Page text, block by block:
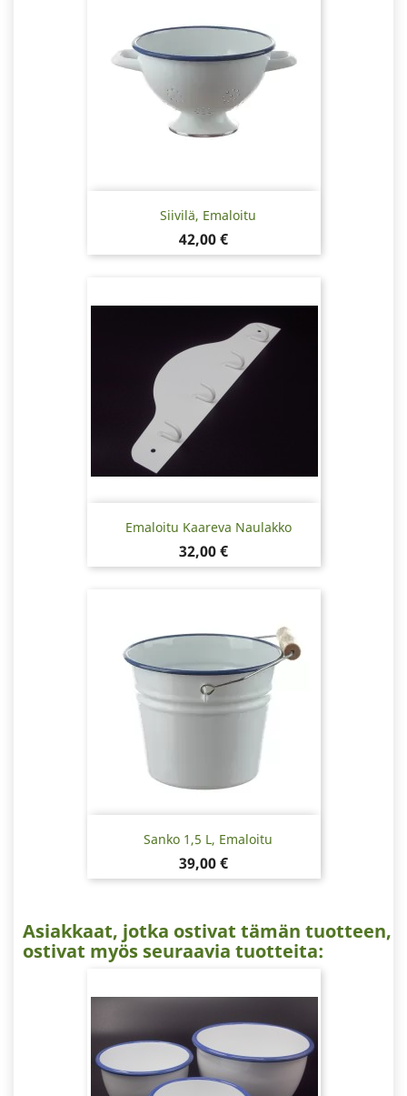
Siivilä, Emaloitu
Hinta
42,00 €
Emaloitu Kaareva Naulakko
Hinta
32,00 €
Sanko 1,5 L, Emaloitu
Hinta
39,00 €
Asiakkaat, jotka ostivat tämän tuotteen,
ostivat myös seuraavia tuotteita: